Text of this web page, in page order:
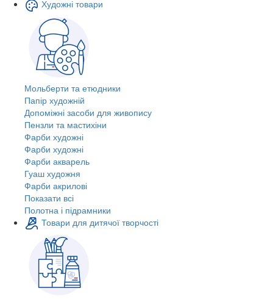
Художні товари
Мольберти та етюдники
Папір художній
Допоміжні засоби для живопису
Пензли та мастихіни
Фарби художні
Фарби художні
Фарби акварель
Гуаш художня
Фарби акрилові
Показати всі
Полотна і підрамники
Товари для дитячої творчості